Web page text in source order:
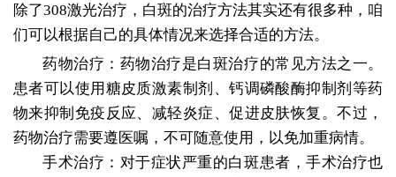
除了308激光治疗，白斑的治疗方法其实还有很多种，咱
们可以根据自己的具体情况来选择合适的方法。
药物治疗：药物治疗是白斑治疗的常见方法之一。
患者可以使用糖皮质激素制剂、钙调磷酸酶抑制剂等药
物来抑制免疫反应、减轻炎症、促进皮肤恢复。不过，
药物治疗需要遵医嘱，不可随意使用，以免加重病情。
手术治疗：对于症状严重的白斑患者，手术治疗也